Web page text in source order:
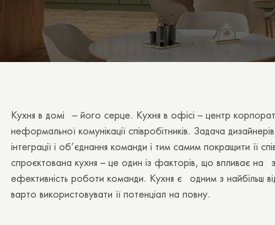
Кухня в домі – його серце. Кухня в офісі – центр
неформальної комунікації співробітників. Задача
інтеграції і об’єднання команди і тим самим покращити її
спроєктована кухня – це один із факторів, що впливає на
ефективність роботи команди. Кухня є одним з найбільш
варто використовувати її потенціал на повну.